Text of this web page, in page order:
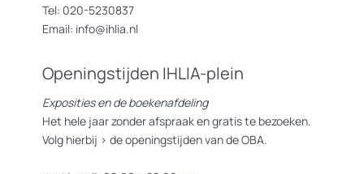
Tel: 020-5230837
Email: info@ihlia.nl
Openingstijden IHLIA-plein
Exposities en de boekenafdeling
Het hele jaar zonder afspraak en gratis te bezoeken.
Volg hierbij > de openingstijden van de OBA.